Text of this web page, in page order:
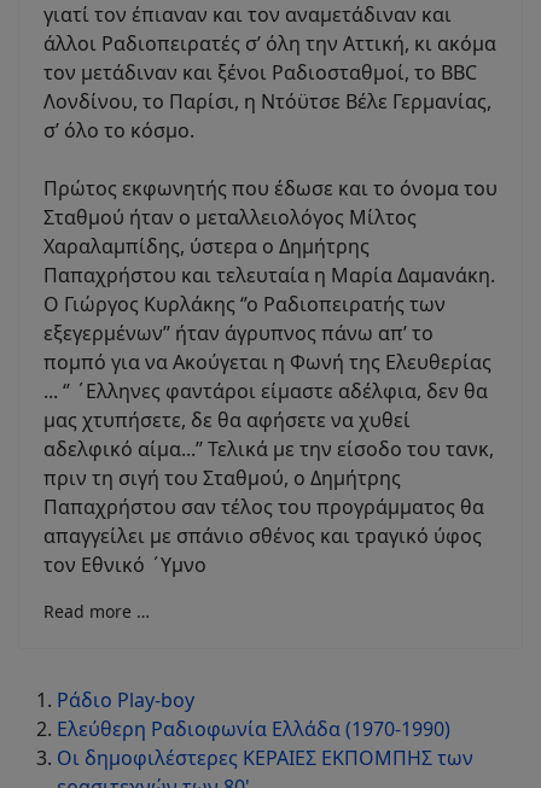
γιατί τον έπιαναν και τον αναμετάδιναν και
άλλοι Ραδιοπειρατές σ’ όλη την Αττική, κι ακόμα
τον μετάδιναν και ξένοι Ραδιοσταθμοί, το BBC
Λονδίνου, το Παρίσι, η Ντόϋτσε Βέλε Γερμανίας,
σ’ όλο το κόσμο.
Πρώτος εκφωνητής που έδωσε και το όνομα του
Σταθμού ήταν ο μεταλλειολόγος Μίλτος
Χαραλαμπίδης, ύστερα ο Δημήτρης
Παπαχρήστου και τελευταία η Μαρία Δαμανάκη.
Ο Γιώργος Κυρλάκης ‘’ο Ραδιοπειρατής των
εξεγερμένων’’ ήταν άγρυπνος πάνω απ’ το
πομπό για να Ακούγεται η Φωνή της Ελευθερίας
... ‘’ ΄Ελληνες φαντάροι είμαστε αδέλφια, δεν θα
μας χτυπήσετε, δε θα αφήσετε να χυθεί
αδελφικό αίμα...’’ Τελικά με την είσοδο του τανκ,
πριν τη σιγή του Σταθμού, ο Δημήτρης
Παπαχρήστου σαν τέλος του προγράμματος θα
απαγγείλει με σπάνιο σθένος και τραγικό ύφος
τον Εθνικό ΄Υμνο
Read more …
Ράδιο Play-boy
Ελεύθερη Ραδιοφωνία Ελλάδα (1970-1990)
Οι δημοφιλέστερες ΚΕΡΑΙΕΣ ΕΚΠΟΜΠΗΣ των